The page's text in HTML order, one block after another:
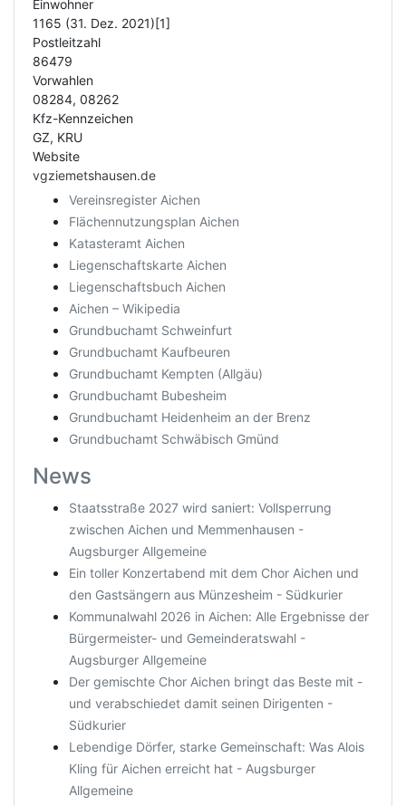
Einwohner
1165 (31. Dez. 2021)[1]
Postleitzahl
86479
Vorwahlen
08284, 08262
Kfz-Kennzeichen
GZ, KRU
Website
vgziemetshausen.de
Vereinsregister Aichen
Flächennutzungsplan Aichen
Katasteramt Aichen
Liegenschaftskarte Aichen
Liegenschaftsbuch Aichen
Aichen – Wikipedia
Grundbuchamt Schweinfurt
Grundbuchamt Kaufbeuren
Grundbuchamt Kempten (Allgäu)
Grundbuchamt Bubesheim
Grundbuchamt Heidenheim an der Brenz
Grundbuchamt Schwäbisch Gmünd
News
Staatsstraße 2027 wird saniert: Vollsperrung
zwischen Aichen und Memmenhausen -
Augsburger Allgemeine
Ein toller Konzertabend mit dem Chor Aichen und
den Gastsängern aus Münzesheim - Südkurier
Kommunalwahl 2026 in Aichen: Alle Ergebnisse der
Bürgermeister- und Gemeinderatswahl -
Augsburger Allgemeine
Der gemischte Chor Aichen bringt das Beste mit -
und verabschiedet damit seinen Dirigenten -
Südkurier
Lebendige Dörfer, starke Gemeinschaft: Was Alois
Kling für Aichen erreicht hat - Augsburger
Allgemeine